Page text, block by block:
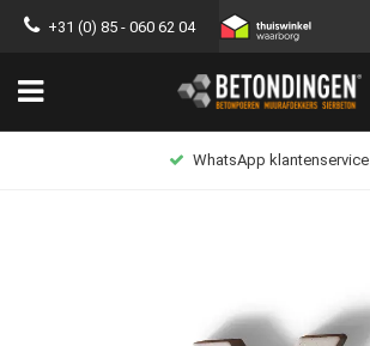
+31 (0) 85 - 060 62 04
WhatsApp klantenservice